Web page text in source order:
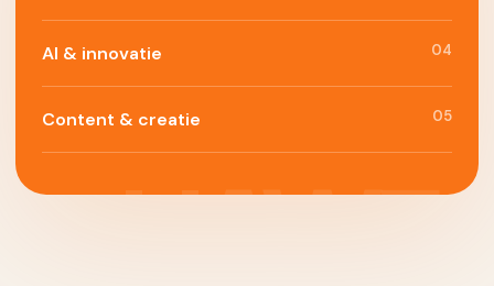
AI & innovatie 04
Content & creatie 05